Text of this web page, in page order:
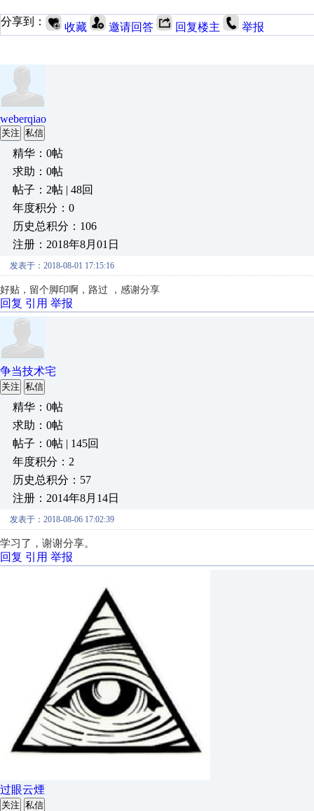
分享到： 收藏 邀请回答 回复楼主 举报
weberqiao
关注 私信
精华：0帖
求助：0帖
帖子：2帖 | 48回
年度积分：0
历史总积分：106
注册：2018年8月01日
发表于：2018-08-01 17:15:16
好贴，留个脚印啊，路过 ，感谢分享
回复 引用 举报
争当技术宅
关注 私信
精华：0帖
求助：0帖
帖子：0帖 | 145回
年度积分：2
历史总积分：57
注册：2014年8月14日
发表于：2018-08-06 17:02:39
学习了，谢谢分享。
回复 引用 举报
过眼云煙
关注 私信